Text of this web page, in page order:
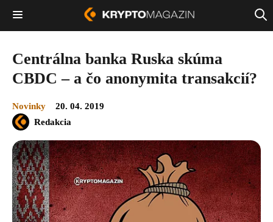
Centrálna banka Ruska skúma
CBDC – a čo anonymita transakcií?
Novinky
20. 04. 2019
Redakcia